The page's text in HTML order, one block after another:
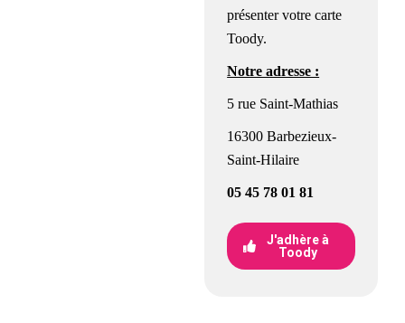
présenter votre carte
Toody.
Notre adresse :
5 rue Saint-Mathias
16300 Barbezieux-
Saint-Hilaire
05 45 78 01 81
J'adhère à
Toody